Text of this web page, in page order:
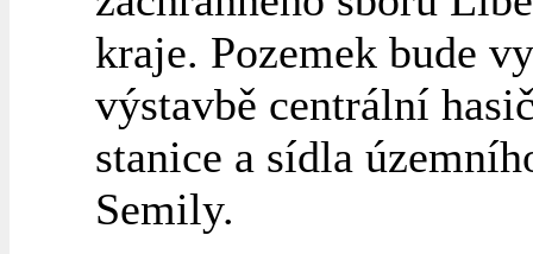
kraje. Pozemek bude
výstavbě centrální
stanice a sídla
Semily.